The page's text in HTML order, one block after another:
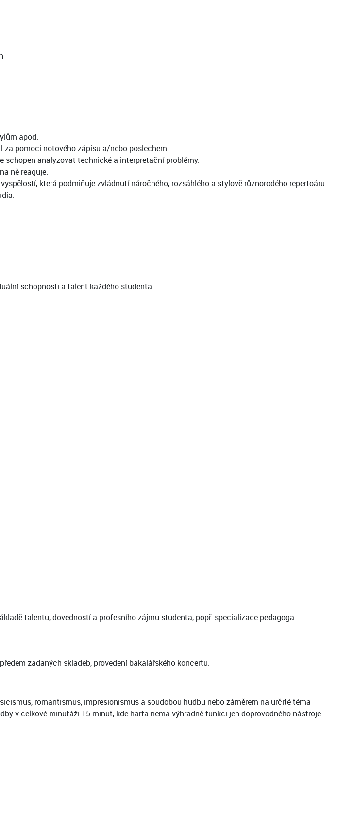
apod.
za pomoci notového zápisu a/nebo poslechem.
analyzovat technické a interpretační problémy.
ně reaguje.
která podmiňuje zvládnutí náročného, rozsáhlého a stylově různorodého repertoáru
schopnosti a talent každého studenta.
talentu, dovedností a profesního zájmu studenta, popř. specializace pedagoga.
zadaných skladeb, provedení bakalářského koncertu.
romantismus, impresionismus a soudobou hudbu nebo záměrem na určité téma
v celkové minutáži 15 minut, kde harfa nemá výhradně funkci jen doprovodného nástroje.